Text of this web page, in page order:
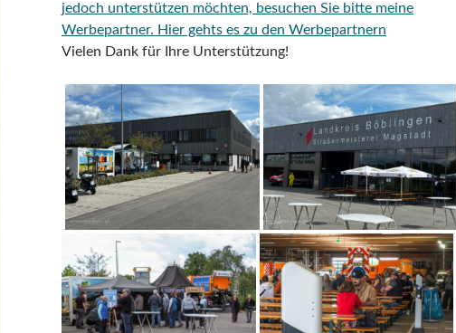
jedoch unterstützen möchten, besuchen Sie bitte meine
Werbepartner. Hier gehts es zu den Werbepartnern
Vielen Dank für Ihre Unterstützung!